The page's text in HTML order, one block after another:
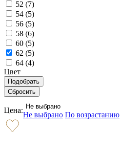
52 (7)
54 (5)
56 (5)
58 (6)
60 (5)
62 (5)
64 (4)
Цвет
Цена: Не выбрано
Не выбрано По возрастанию